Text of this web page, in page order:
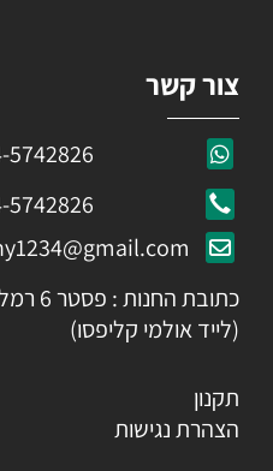
צור קשר
5742826
5742826
כתובת החנות : פסטר 6 רמלה
(לייד אולמי קליפסו)
תקנון
הצהרת נגישות